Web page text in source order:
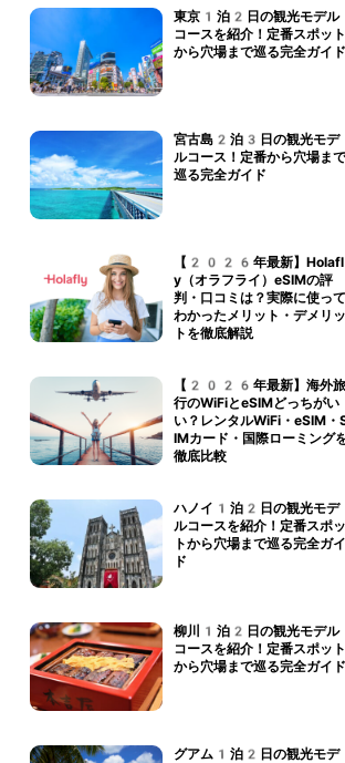
東京1泊2日の観光モデル
コースを紹介！定番スポット
から穴場まで巡る完全ガイド
宮古島2泊3日の観光モデ
ルコース！定番から穴場まで
巡る完全ガイド
【2026年最新】Holafl
y（オラフライ）eSIMの評
判・口コミは？実際に使って
わかったメリット・デメリッ
トを徹底解説
【2026年最新】海外旅
行のWiFiとeSIMどっちがい
い？レンタルWiFi・eSIM・
IMカード・国際ローミング
徹底比較
ハノイ1泊2日の観光モデ
ルコースを紹介！定番スポッ
トから穴場まで巡る完全ガイ
ド
柳川1泊2日の観光モデル
コースを紹介！定番スポット
から穴場まで巡る完全ガイド
グアム1泊2日の観光モデ